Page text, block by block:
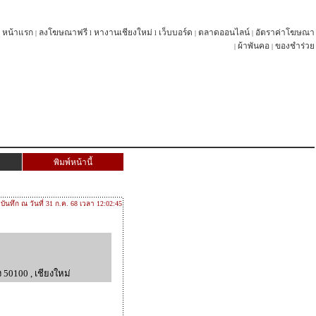
หน้าแรก | ลงโฆษณาฟรี l หางานเชียงใหม่ l เว็บบอร์ด | ตลาดออนไลน์ | อัตราค่าโฆษณา
| ผ้าพันคอ | ของชำร่วย
พิมพ์หน้านี้
บันทึก ณ วันที่ 31 ก.ค. 68 เวลา 12:02:45
50100 , เชียงใหม่